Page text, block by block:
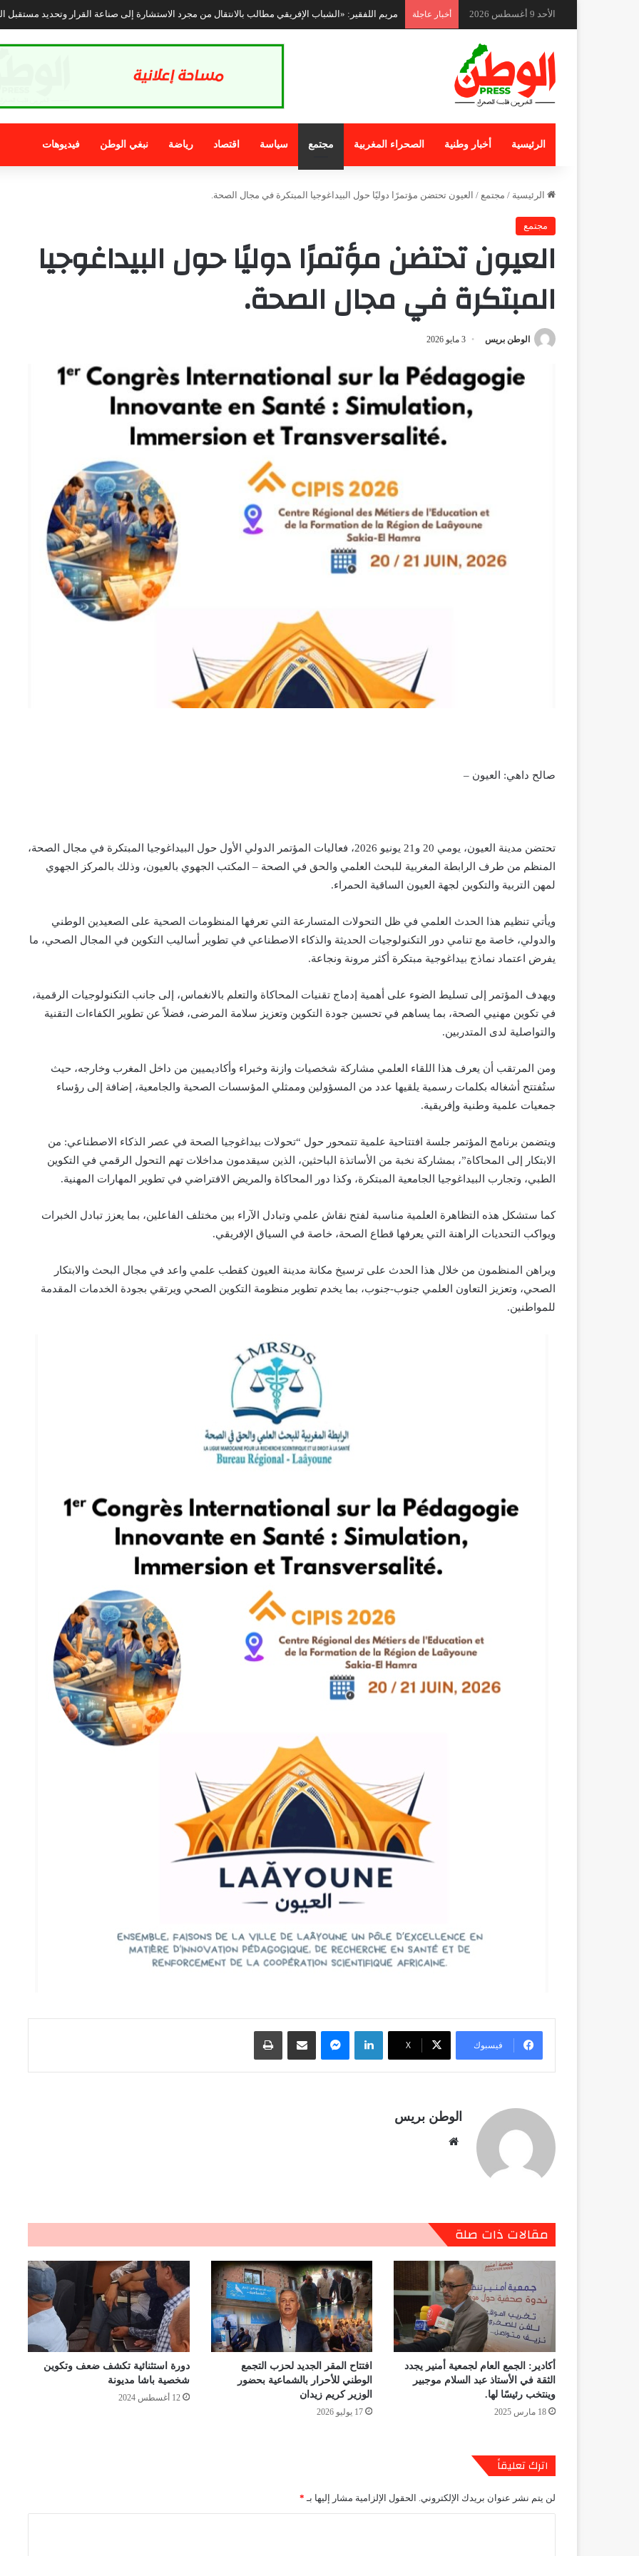
الأحد 9 أغسطس 2026 أخبار عاجلة المقدم عثمان الهواري.. فارس شيشاوة وسفير أصالة التبوريدة المغربية
الرئيسية أخبار وطنية الصحراء المغربية مجتمع سياسة اقتصاد رياضة نبغي الوطن فيديوهات
الرئيسية / مجتمع / العيون تحتضن مؤتمرًا دوليًا حول البيداغوجيا المبتكرة في مجال الصحة.
مجتمع
العيون تحتضن مؤتمرًا دوليًا حول البيداغوجيا
المبتكرة في مجال الصحة.
الوطن بريس 3 مايو 2026
صالح داهي: العيون –
تحتضن مدينة العيون، يومي 20 و21 يونيو 2026، فعاليات المؤتمر الدولي الأول حول البيداغوجيا المبتكرة في مجال الصحة،
المنظم من طرف الرابطة المغربية للبحث العلمي والحق في الصحة – المكتب الجهوي بالعيون، وذلك بالمركز الجهوي
لمهن التربية والتكوين لجهة العيون الساقية الحمراء.
ويأتي تنظيم هذا الحدث العلمي في ظل التحولات المتسارعة التي تعرفها المنظومات الصحية على الصعيدين الوطني
والدولي، خاصة مع تنامي دور التكنولوجيات الحديثة والذكاء الاصطناعي في تطوير أساليب التكوين في المجال الصحي، ما
يفرض اعتماد نماذج بيداغوجية مبتكرة أكثر مرونة ونجاعة.
ويهدف المؤتمر إلى تسليط الضوء على أهمية إدماج تقنيات المحاكاة والتعلم بالانغماس، إلى جانب التكنولوجيات الرقمية،
في تكوين مهنيي الصحة، بما يساهم في تحسين جودة التكوين وتعزيز سلامة المرضى، فضلاً عن تطوير الكفاءات التقنية
والتواصلية لدى المتدربين.
ومن المرتقب أن يعرف هذا اللقاء العلمي مشاركة شخصيات وازنة وخبراء وأكاديميين من داخل المغرب وخارجه، حيث
ستُفتتح أشغاله بكلمات رسمية يلقيها عدد من المسؤولين وممثلي المؤسسات الصحية والجامعية، إضافة إلى رؤساء
جمعيات علمية وطنية وإفريقية.
ويتضمن برنامج المؤتمر جلسة افتتاحية علمية تتمحور حول “تحولات بيداغوجيا الصحة في عصر الذكاء الاصطناعي: من
الابتكار إلى المحاكاة”، بمشاركة نخبة من الأساتذة الباحثين، الذين سيقدمون مداخلات تهم التحول الرقمي في التكوين
الطبي، وتجارب البيداغوجيا الجامعية المبتكرة، وكذا دور المحاكاة والمريض الافتراضي في تطوير المهارات المهنية.
كما ستشكل هذه التظاهرة العلمية مناسبة لفتح نقاش علمي وتبادل الآراء بين مختلف الفاعلين، بما يعزز تبادل الخبرات
ويواكب التحديات الراهنة التي يعرفها قطاع الصحة، خاصة في السياق الإفريقي.
ويراهن المنظمون من خلال هذا الحدث على ترسيخ مكانة مدينة العيون كقطب علمي واعد في مجال البحث والابتكار
الصحي، وتعزيز التعاون العلمي جنوب-جنوب، بما يخدم تطوير منظومة التكوين الصحي ويرتقي بجودة الخدمات المقدمة
للمواطنين.
فيسبوك X
لينكدإن ماسنجر مشاركة عبر البريد طباعة
الوطن بريس
مقالات ذات صلة
أكادير: الجمع العام لجمعية أمنير يجدد
الثقة في الأستاذ عبد السلام موجبير
وينتخب رئيسًا لها.
18 مارس 2025
افتتاح المقر الجديد لحزب التجمع
الوطني للأحرار بالشماعية بحضور
الوزير كريم زيدان
17 يوليو 2026
دورة استثنائية تكشف ضعف وتكوين
شخصية باشا مديونة
12 أغسطس 2024
اترك تعليقاً
لن يتم نشر عنوان بريدك الإلكتروني. الحقول الإلزامية مشار إليها بـ *